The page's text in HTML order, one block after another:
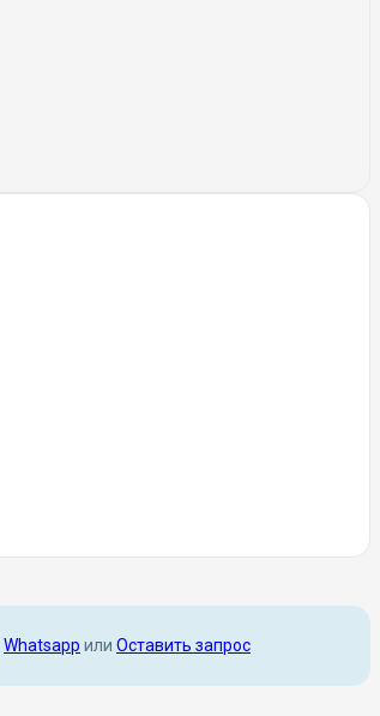
Whatsapp или Оставить запрос